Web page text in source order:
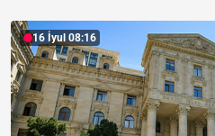
16 İyul 08:16